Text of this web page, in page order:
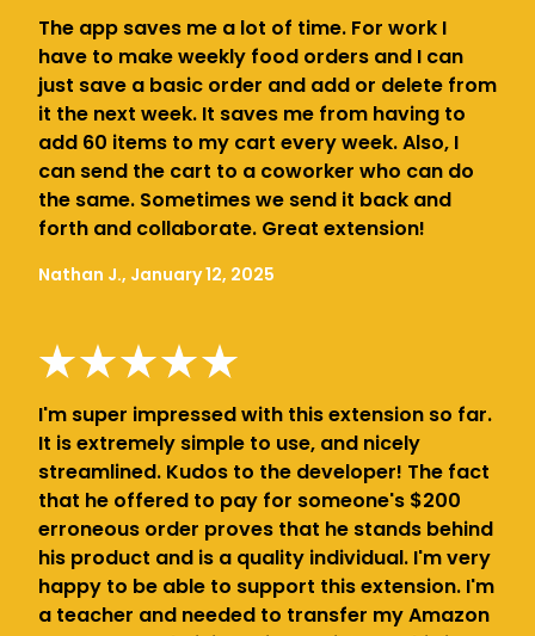
The app saves me a lot of time. For work I
have to make weekly food orders and I can
just save a basic order and add or delete from
it the next week. It saves me from having to
add 60 items to my cart every week. Also, I
can send the cart to a coworker who can do
the same. Sometimes we send it back and
forth and collaborate. Great extension!
Nathan J., January 12, 2025
I'm super impressed with this extension so far.
It is extremely simple to use, and nicely
streamlined. Kudos to the developer! The fact
that he offered to pay for someone's $200
erroneous order proves that he stands behind
his product and is a quality individual. I'm very
happy to be able to support this extension. I'm
a teacher and needed to transfer my Amazon